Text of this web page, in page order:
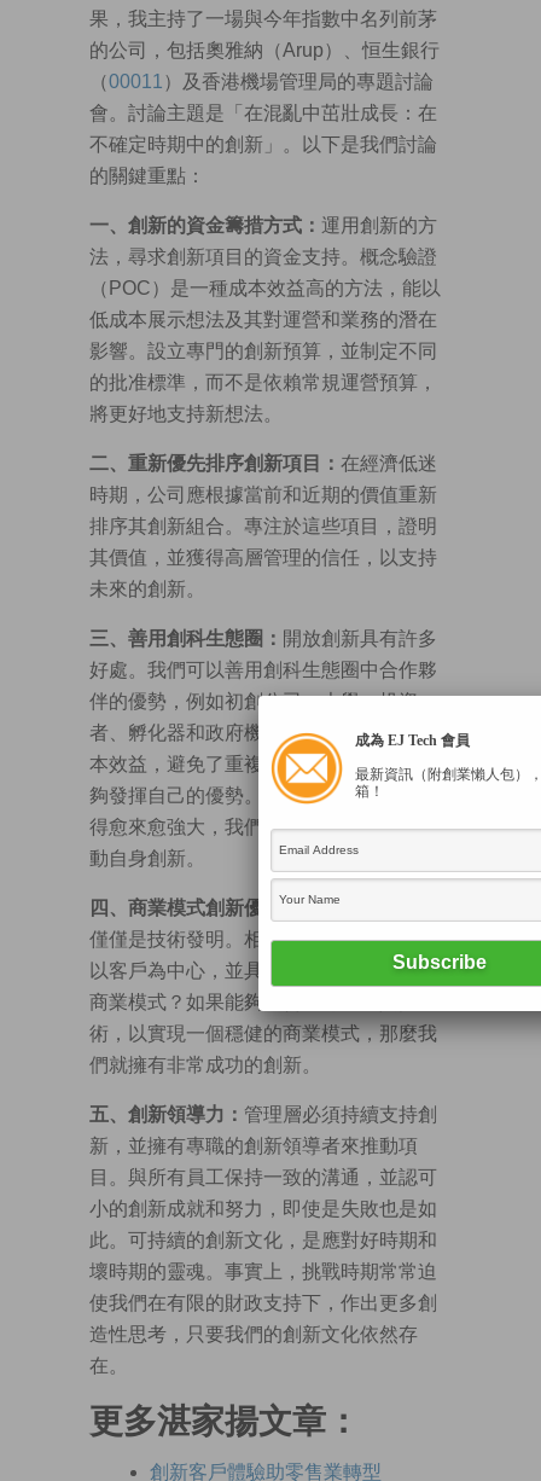
果，我主持了一場與今年指數中名列前茅
的公司，包括奧雅納（Arup）、恒生銀行
（00011 ）及香港機場管理局的專題討論
會。討論主題是「在混亂中茁壯成長：在
不確定時期中的創新」。以下是我們討論
的關鍵重點：
一、創新的資金籌措方式： 運用創新的方
法，尋求創新項目的資金支持。概念驗證
（POC）是一種成本效益高的方法，能以
低成本展示想法及其對運營和業務的潛在
影響。設立專門的創新預算，並制定不同
的批准標準，而不是依賴常規運營預算，
將更好地支持新想法。
二、重新優先排序創新項目： 在經濟低迷
時期，公司應根據當前和近期的價值重新
排序其創新組合。專注於這些項目，證明
其價值，並獲得高層管理的信任，以支持
未來的創新。
三、善用創科生態圈： 開放創新具有許多
好處。我們可以善用創科生態圈中合作夥
伴的優勢，例如初創公司、大學、投資
者、孵化器和政府機構。這種方法具有成
本效益，避免了重複發明的高昂成本，能
夠發揮自己的優勢。香港創新生態圈正變
得愈來愈強大，我們應該好好利用，以推
動自身創新。
四、商業模式創新優於技術發明：
僅僅是技術發明。相反，我們能否創造出
以客戶為中心，並具有可持續財務支持的
商業模式？如果能夠整合現有和新興技
術，以實現一個穩健的商業模式，那麼我
們就擁有非常成功的創新。
五、創新領導力： 管理層必須持續支持創
新，並擁有專職的創新領導者來推動項
目。與所有員工保持一致的溝通，並認可
小的創新成就和努力，即使是失敗也是如
此。可持續的創新文化，是應對好時期和
壞時期的靈魂。事實上，挑戰時期常常迫
使我們在有限的財政支持下，作出更多創
造性思考，只要我們的創新文化依然存
在。
更多湛家揚文章：
創新客戶體驗助零售業轉型
成為 EJ Tech 會員
最新資訊（附創業懶人包）
箱！